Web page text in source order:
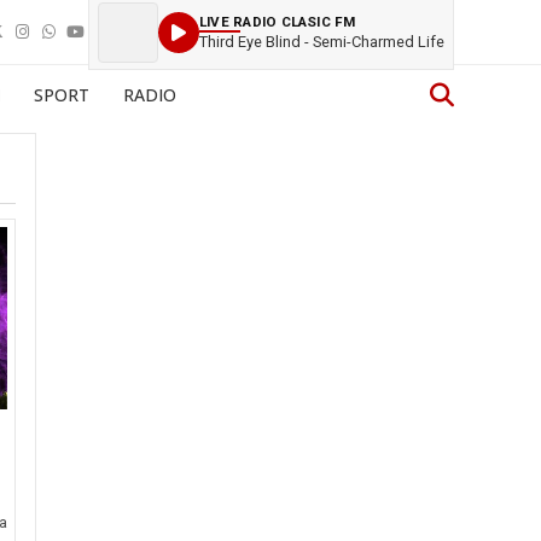
LIVE RADIO CLASIC FM
Third Eye Blind - Semi-Charmed Life
SPORT RADIO